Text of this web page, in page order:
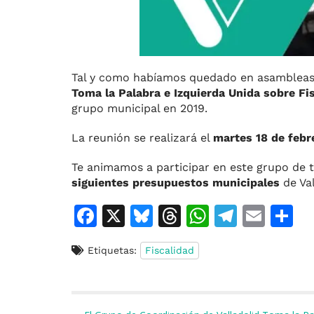
Tal y como habíamos quedado en
Toma la Palabra e Izquierda Unida sobre
grupo municipal en 2019.
La reunión se realizará el martes 18 de
Te animamos a participar en este grupo de
siguientes presupuestos municipales de
F
c
b
X
Bl
u
e
T
h
re
d
W
A
T
a
E
ar
Etiquetas: Fiscalidad